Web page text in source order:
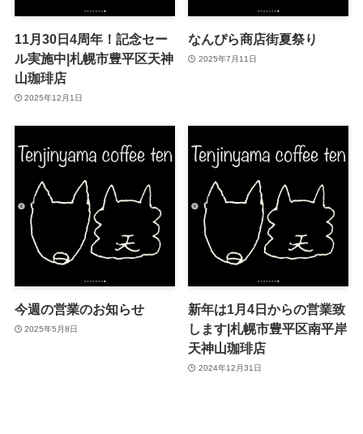
11月30日4周年！記念セー
ル実施中|札幌市豊平区天神
山珈琲店
2025年12月1日
なんぴら商店街夏祭り
2025年7月11日
今週の営業のお知らせ
2025年5月8日
新年は1月4日からの営業致
します|札幌市豊平区南平岸
天神山珈琲店
2024年12月31日